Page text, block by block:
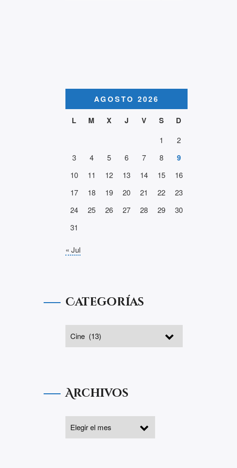
AGOSTO 2026
L
M X J V S D
1
2
3
4 5 6 7 8 9
10 11 12 13 14 15
16
17
18 19 20 21 22
23
24
25 26 27 28 29
30
31
« Jul
Categorías
Archivos